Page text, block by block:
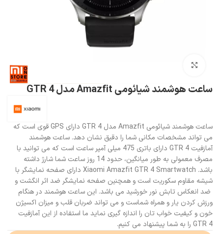
ساعت هوشمند شیائومی Amazfit مدل GTR 4
ساعت هوشمند شیائومی Amazfit مدل GTR 4 دارای GPS قوی است که
می تواند مشخصات مکانی شما را دقیق نشان دهد. ساعت هوشمند
آمازفیت GTR 4 دارای باتری 475 میلی آمپر ساعت است که می توانید با
مصرف معمولی به طور میانگین، حدود 14 روز ساعت شما شارژ داشته
باشد. Xiaomi Amazfit GTR 4 Smartwatch دارای صفحه نمایشگر با
شیشه‌ مقاوم سکوریت است و همچنین صفحه نمایشگر ضد اثر انگشت و
ضد انعکاس تابش نور خورشید می باشد. این ساعت هوشمند در هنگام
ورزش کردن یار و همراه شماست و می تواند ضربان قلب و میزان اکسیژن
خون و کیفیت خواب تان را اندازه گیری نماید ما استفاده از این آمازفیت
GTR 4 را به شما پیشنهاد می کنیم.